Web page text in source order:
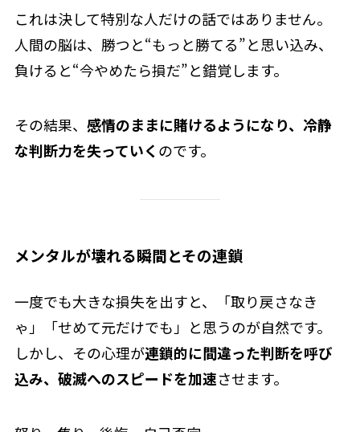
これは決して特別な人だけの話ではありません。
人間の脳は、勝つと“もっと勝てる”と思い込み、
負けると“今やめたら損だ”と錯覚します。
その結果、 感情のままに賭けるようになり、冷静
な判断力を失っていく のです。
メンタルが壊れる瞬間とその連鎖
一度でも大きな損失を出すと、「取り戻さなき
ゃ」「せめて元だけでも」と思うのが自然です。
しかし、その心理が連鎖的に間違った判断を呼び
込み、破滅へのスピードを加速させます。